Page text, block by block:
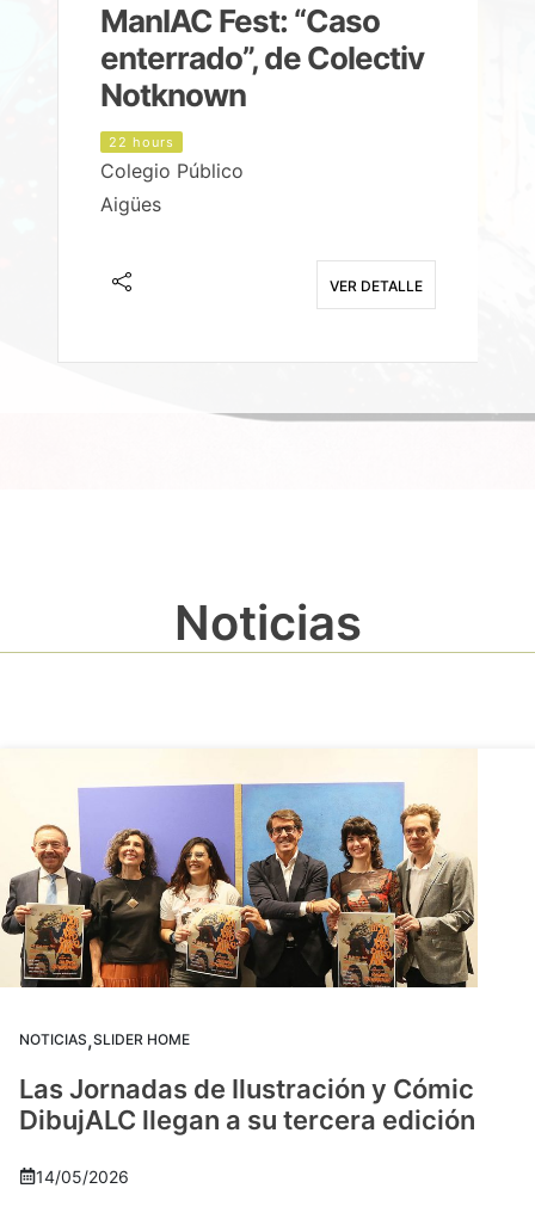
ManIAC Fest: “Caso
enterrado”, de Colectiv
Notknown
22 hours
Colegio Público
Aigües
VER DETALLE
Noticias
NOTICIAS,SLIDER HOME
Las Jornadas de Ilustración y Cómic
DibujALC llegan a su tercera edición
14/05/2026